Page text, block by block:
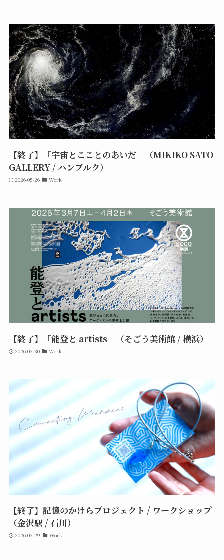
【終了】「宇宙とこことのあいだ」（MIKIKO SATO
GALLERY / ハンブルク）
2026-05-26 Work
【終了】「能登と artists」（そごう美術館 / 横浜）
2026-03-30 Work
【終了】記憶のかけらプロジェクト / ワークショップ
（金沢駅 / 石川）
2026-03-29 Work